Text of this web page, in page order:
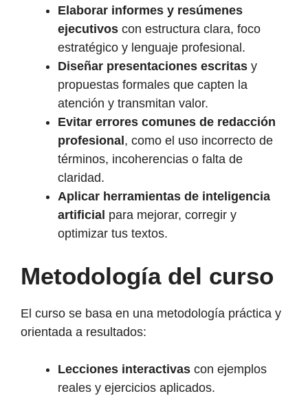
Elaborar informes y resúmenes
ejecutivos con estructura clara, foco
estratégico y lenguaje profesional.
Diseñar presentaciones escritas y
propuestas formales que capten la
atención y transmitan valor.
Evitar errores comunes de redacción
profesional , como el uso incorrecto de
términos, incoherencias o falta de
claridad.
Aplicar herramientas de inteligencia
artificial para mejorar, corregir y
optimizar tus textos.
Metodología del curso
El curso se basa en una metodología práctica y
orientada a resultados:
Lecciones interactivas con ejemplos
reales y ejercicios aplicados.